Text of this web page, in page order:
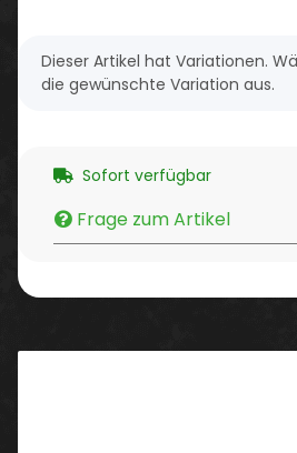
x
Dieser Artikel hat Variationen.
die gewünschte Variation aus.
Sofort verfügbar
Frage zum Artikel